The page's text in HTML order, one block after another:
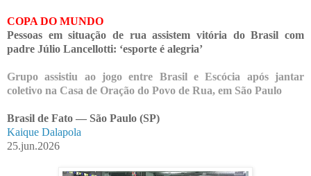
COPA DO MUNDO
Pessoas em situação de rua assistem vitória do Brasil com
padre Júlio Lancellotti: ‘esporte é alegria’
Grupo assistiu ao jogo entre Brasil e Escócia após jantar
coletivo na Casa de Oração do Povo de Rua, em São Paulo
Brasil de Fato — São Paulo (SP)
Kaique Dalapola
25.jun.2026